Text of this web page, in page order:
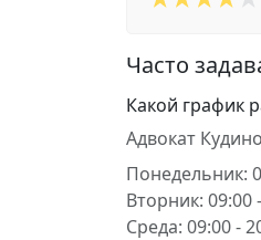
Часто
Какой график
Адвокат
Понедельник:
Вторник: 09:00
Среда: 09:00 -